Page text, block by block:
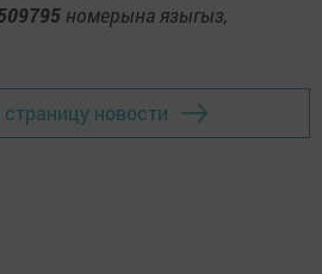
номерына языгыз,
новости